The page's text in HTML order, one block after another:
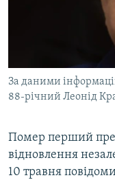
ВІДЕОУРОКИ «ELIFBE»
СВІДЧЕННЯ ОКУПАЦІЇ
УКРАЇНСЬКА
ІНФОГРАФІКА
ДОЛУЧАЙСЯ!
Усі сайти RFE/RL
За даними
88-річний Леонід
Помер перший
відновлення
10 травня